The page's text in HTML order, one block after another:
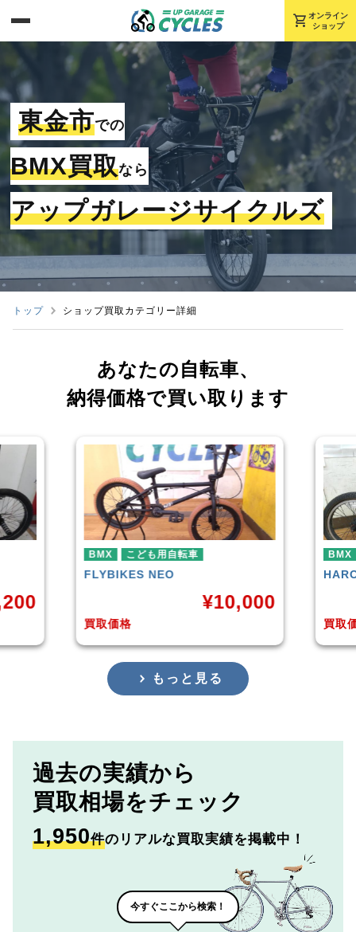
shopping_cart オンライン
ショップ
東金市での
BMX買取なら
アップガレージサイクルズ
トップ ショップ買取カテゴリー詳細
あなたの自転車、
納得価格で買い取ります
BMX
HARODOWNTOWN
買取価格
¥4,225
BMX
買取
もっと見る
過去の実績から
買取相場をチェック
1,950件のリアルな買取実績を掲載中！
今すぐここから検索！